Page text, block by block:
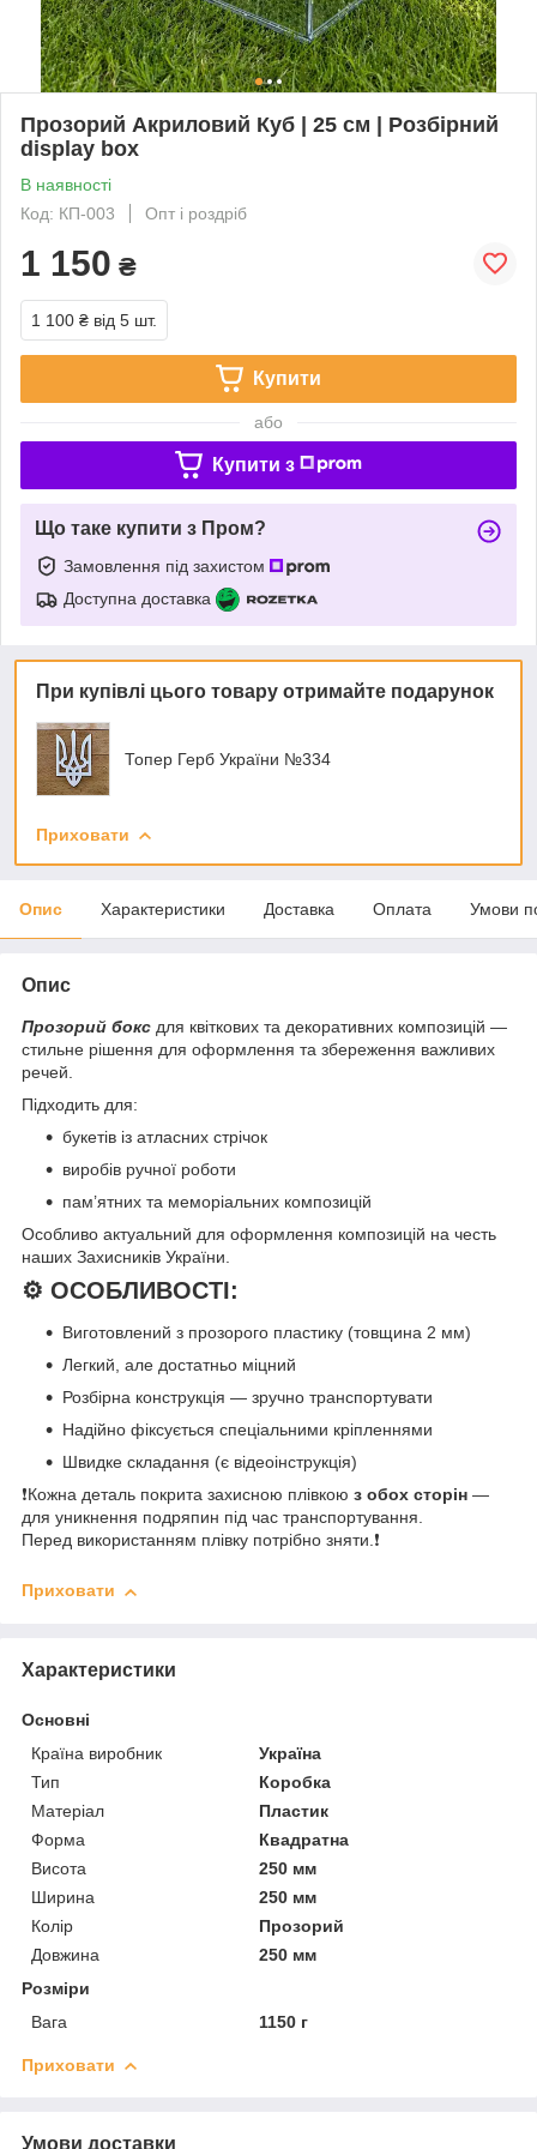
Прозорий Акриловий Куб | 25 см | Розбірний
display box
В наявності
Код: КП-003
Опт і роздріб
1 150 ₴
1 100 ₴ від 5 шт.
Купити
або
Купити з
Що таке купити з Пром?
Замовлення під захистом
Доступна доставка
При купівлі цього товару отримайте подарунок
Топер Герб України №334
Приховати
Опис Характеристики Доставка Оплата Умови
Опис
Прозорий бокс для квіткових та декоративних композицій —
стильне рішення для оформлення та збереження важливих
речей.
Підходить для:
букетів із атласних стрічок
виробів ручної роботи
пам’ятних та меморіальних композицій
Особливо актуальний для оформлення композицій на честь
наших Захисників України.
⚙️ ОСОБЛИВОСТІ:
Виготовлений з прозорого пластику (товщина 2 мм)
Легкий, але достатньо міцний
Розбірна конструкція — зручно транспортувати
Надійно фіксується спеціальними кріпленнями
Швидке складання (є відеоінструкція)
❗Кожна деталь покрита захисною плівкою з обох сторін —
для уникнення подряпин під час транспортування.
Перед використанням плівку потрібно зняти.❗
Приховати
Характеристики
Основні
Країна виробник
Україна
Тип
Коробка
Матеріал
Пластик
Форма
Квадратна
Висота
250 мм
Ширина
250 мм
Колір
Прозорий
Довжина
250 мм
Розміри
Вага
1150 г
Приховати
Умови доставки